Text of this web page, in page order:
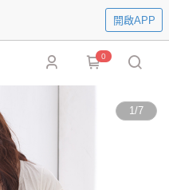
開啟APP
0
1/7